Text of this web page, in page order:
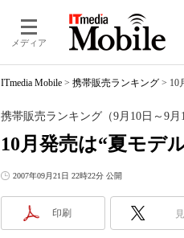
メディア
ITmedia Mobile > 携帯販売ランキング > 10
10月発売は“夏モデ
携帯販売ランキング（9月10日～9月
2007年09月21日 22時22分 公開
印刷